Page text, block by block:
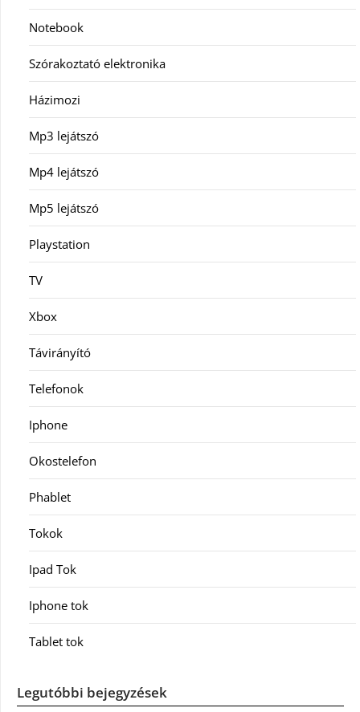
Notebook
Szórakoztató elektronika
Házimozi
Mp3 lejátszó
Mp4 lejátszó
Mp5 lejátszó
Playstation
TV
Xbox
Távirányító
Telefonok
Iphone
Okostelefon
Phablet
Tokok
Ipad Tok
Iphone tok
Tablet tok
Legutóbbi bejegyzések